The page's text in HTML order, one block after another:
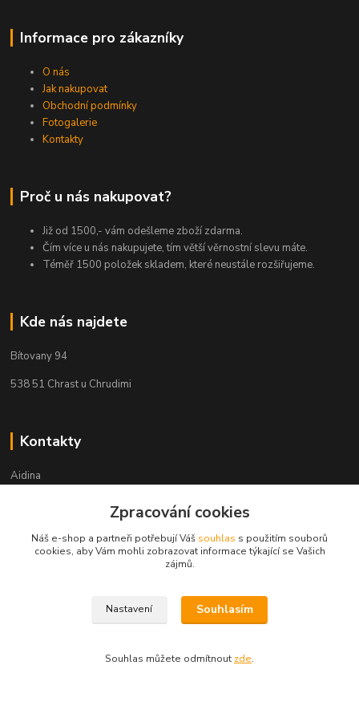
Informace pro zákazníky
O nás
Jak nakupovat
Obchodní podmínky
Fotogalerie
Kontakty
Proč u nás nakupovat?
Již od 1500,- vám odešleme zboží zdarma.
Čím více u nás nakupujete, tím větší věrnostní slevu máte.
Téměř 1500 položek skladem, které neustále rozšiřujeme.
Kde nás najdete
Bítovany 94
538 51 Chrast u Chrudimi
Kontakty
Aidina
Veronika Holasová Schejbalová
+420 777 153 450
(Po-Pá, 8-16 hod.)
Zpracování cookies
Náš e-shop a partneři potřebují Váš souhlas s použitím souborů
cookies, aby Vám mohli zobrazovat informace týkající se Vašich
zájmů.
Nastavení Souhlasím
Souhlas můžete odmítnout zde.